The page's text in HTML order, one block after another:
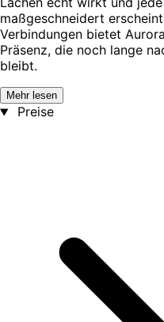
maßgeschneidert
Verbindungen bietet
Präsenz, die noch lange
bleibt.
Mehr lesen
Preise